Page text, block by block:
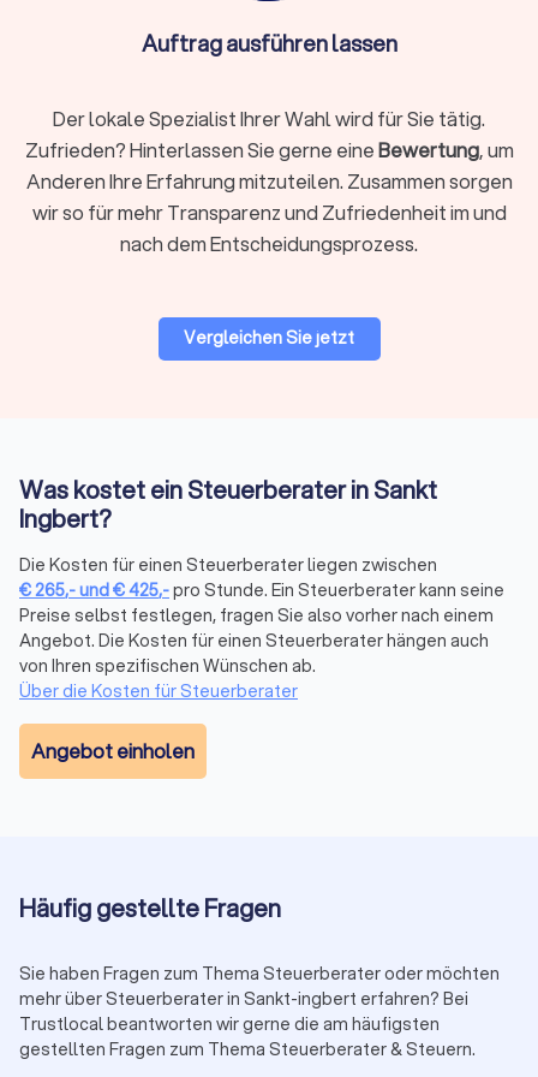
Nutzung sicherer Software wie DATEV
Unternehmen online. Die Qualifikation ist essentiell –
auch ein Online-Steuerberater muss von der
Auf Trustlocal finden Sie beide Varianten übersichtlich
dargestellt, sodass Sie selbst entscheiden können, was
besser zu Ihnen passt. Nutzen Sie unsere Filterfunktion, um
gezielt nach lokalen Beratern in Sankt Ingbert oder digitalen
Woran Sie einen guten Steuerberater
sich durch mehrere Merkmale aus:
Qualifikation und Spezialisierung:Die Bestellung durch die
Steuerberaterkammer ist die Grundvoraussetzung. Darüber
hinaus verfügen manche Berater über Zusatzqualifikationen
als Fachberater, etwa für Internationales Steuerrecht,
Unternehmensnachfolge oder spezifische Branchen. Prüfen
Sie, ob eine Spezialisierung zu Ihrer Situation passt.
Trustlocal zeigt Ihnen in den Profilen transparent, welche
Qualifikationen und Schwerpunkte jede Kanzlei mitbringt.
kommt mit Vorschlägen auf Sie zu, weist auf Fristen hin und
zeigt Gestaltungsmöglichkeiten auf. Eine reine Abwicklung
und realistische Einschätzungen zu Ihrer Steuersituation
schaffen Vertrauen.
digitaler Belegübermittlung, zeitgemäßer Software und
angemessene Reaktionszeit auf Anfragen erleichtern die
Zusammenarbeit erheblich.
Referenzen und Bewertungen: Schauen Sie sich Bewertungen
Auftrag ausführen lassen
Der lokale Spezialist Ihrer Wahl wird für Sie tätig.
Zufrieden? Hinterlassen Sie gerne eineBewertung, um
Anderen Ihre Erfahrung mitzuteilen. Zusammen sorgen
wir so für mehr Transparenz und Zufriedenheit im und
nach dem Entscheidungsprozess.
Vergleichen Sie jetzt
Was kostet ein Steuerberater in Sankt
Ingbert?
Die Kosten für einen Steuerberater liegen zwischen
€265,-und€425,-pro Stunde. Ein Steuerberater kann seine
Preise selbst festlegen, fragen Sie also vorher nach einem
Angebot. Die Kosten für einen Steuerberater hängen auch
von Ihren spezifischen Wünschen ab.
Über die Kosten für Steuerberater
Angebot einholen
Häufig gestellte Fragen
Sie haben Fragen zum Thema Steuerberater oder möchten
mehr über Steuerberater in Sankt-ingbert erfahren? Bei
Trustlocal beantworten wir gerne die am häufigsten
gestellten Fragen zum Thema Steuerberater & Steuern.